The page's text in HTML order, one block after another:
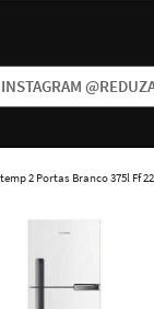
2 Portas Branco 375l Ff